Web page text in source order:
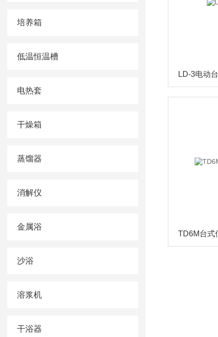
培养箱
低温恒温槽
电热套
干燥箱
蒸馏器
消解仪
金属浴
沙浴
溶浆机
干浴器
LD-3电动
TD6M台式